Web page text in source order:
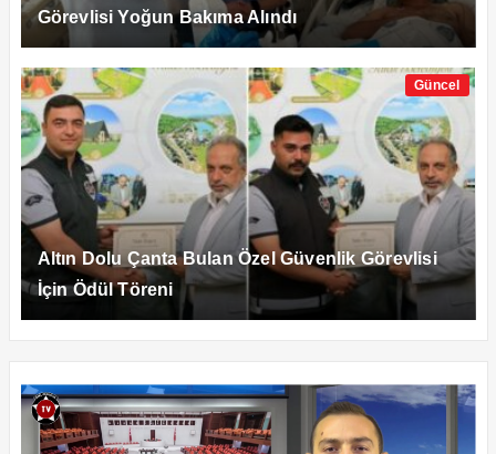
Görevlisi Yoğun Bakıma Alındı
Güncel
Altın Dolu Çanta Bulan Özel Güvenlik Görevlisi
İçin Ödül Töreni